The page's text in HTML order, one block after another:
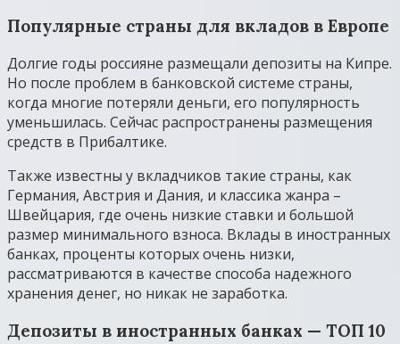
Популярные страны для вкладов в Европе
Долгие годы россияне размещали депозиты на Кипре.
Но после проблем в банковской системе страны,
когда многие потеряли деньги, его популярность
уменьшилась. Сейчас распространены размещения
средств в Прибалтике.
Также известны у вкладчиков такие страны, как
Германия, Австрия и Дания, и классика жанра –
Швейцария, где очень низкие ставки и большой
размер минимального взноса. Вклады в иностранных
банках, проценты которых очень низки,
рассматриваются в качестве способа надежного
хранения денег, но никак не заработка.
Депозиты в иностранных банках — ТОП 10